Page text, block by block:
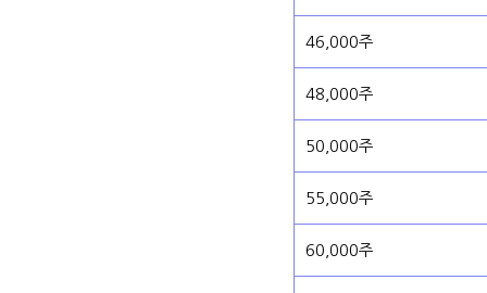
46,000주
48,000주
50,000주
55,000주
60,000주